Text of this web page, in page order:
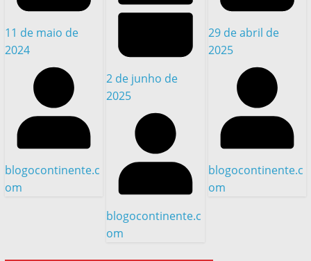
11 de maio de
2024
blogocontinente.c
om
2 de junho de
2025
blogocontinente.c
om
29 de abril de
2025
blogocontinente.c
om